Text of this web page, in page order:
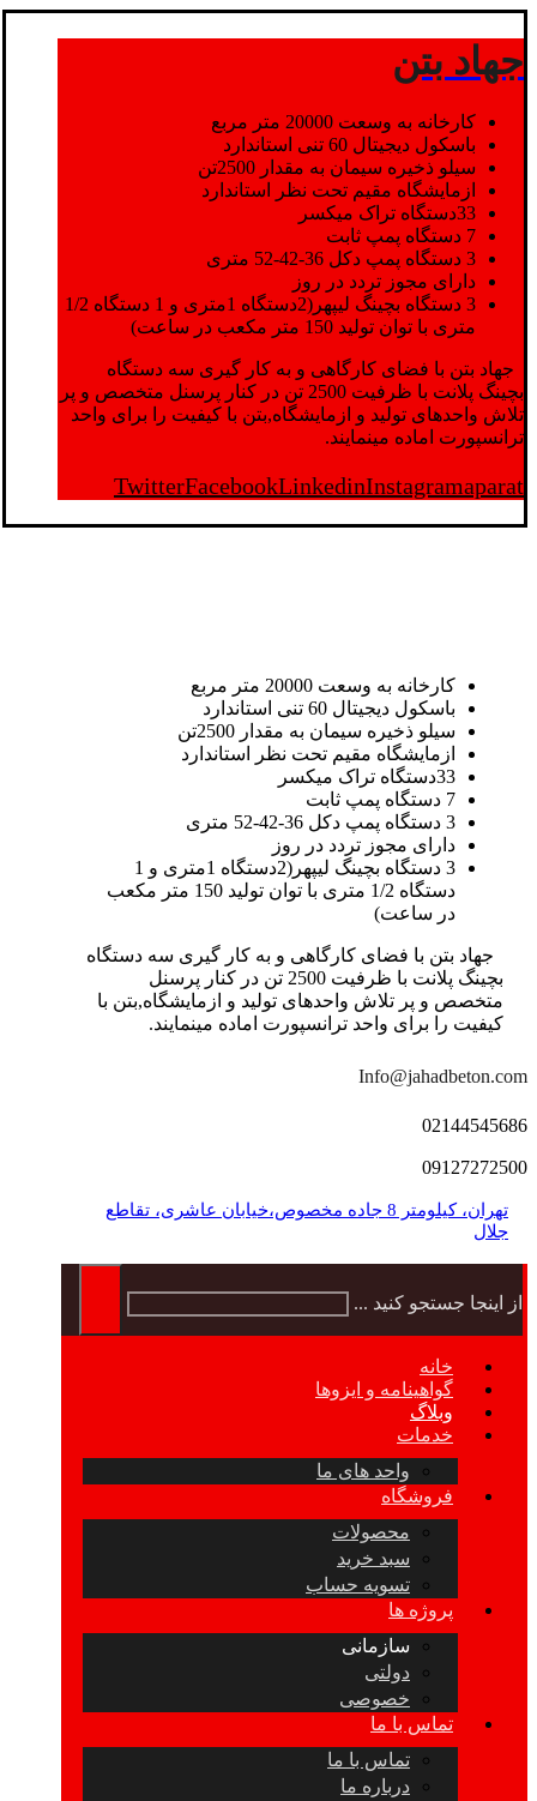
جهاد بتن
کارخانه به وسعت 20000 متر مربع
باسکول دیجیتال 60 تنی استاندارد
سیلو ذخیره سیمان به مقدار 2500تن
ازمایشگاه مقیم تحت نظر استاندارد
33دستگاه تراک میکسر
7 دستگاه پمپ ثابت
3 دستگاه پمپ دکل 36-42-52 متری
دارای مجوز تردد در روز
3 دستگاه بچینگ لیپهر(2دستگاه 1متری و 1 دستگاه 1/2
متری با توان تولید 150 متر مکعب در ساعت)
جهاد بتن با فضای کارگاهی و به کار گیری سه دستگاه
بچینگ پلانت با ظرفیت 2500 تن در کنار پرسنل متخصص و پر
تلاش واحدهای تولید و ازمایشگاه,بتن با کیفیت را برای واحد
ترانسپورت اماده مینمایند.
TwitterFacebookLinkedinInstagramaparat
کارخانه به وسعت 20000 متر مربع
باسکول دیجیتال 60 تنی استاندارد
سیلو ذخیره سیمان به مقدار 2500تن
ازمایشگاه مقیم تحت نظر استاندارد
33دستگاه تراک میکسر
7 دستگاه پمپ ثابت
3 دستگاه پمپ دکل 36-42-52 متری
دارای مجوز تردد در روز
3 دستگاه بچینگ لیپهر(2دستگاه 1متری و 1
دستگاه 1/2 متری با توان تولید 150 متر مکعب
در ساعت)
جهاد بتن با فضای کارگاهی و به کار گیری سه دستگاه
بچینگ پلانت با ظرفیت 2500 تن در کنار پرسنل
متخصص و پر تلاش واحدهای تولید و ازمایشگاه,بتن با
کیفیت را برای واحد ترانسپورت اماده مینمایند.
Info@jahadbeton.com
02144545686
09127272500
تهران، کیلومتر 8 جاده مخصوص،خیابان عاشری، تقاطع
جلال
از اینجا جستجو کنید ...
خانه
گواهینامه و ایزوها
وبلاگ
خدمات
واحد های ما
فروشگاه
محصولات
سبد خرید
تسویه حساب
پروژه ها
سازمانی
دولتی
خصوصی
تماس با ما
تماس با ما
درباره ما